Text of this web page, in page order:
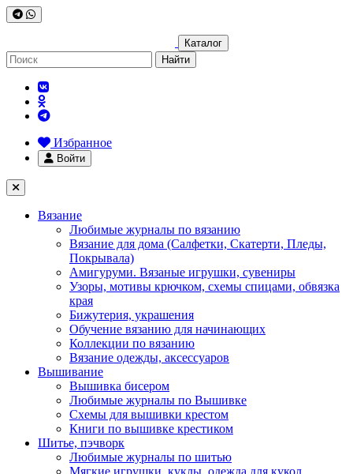
Каталог
Найти
Избранное
Войти
Вязание
Любимые журналы по вязанию
Вязание для дома (Салфетки, Скатерти, Пледы,
Покрывала)
Амигуруми. Вязаные игрушки, сувениры
Узоры, мотивы крючком, схемы спицами, обвязка
края
Бижутерия, украшения
Обучение вязанию для начинающих
Коллекции по вязанию
Вязание одежды, аксессуаров
Вышивание
Вышивка бисером
Любимые журналы по Вышивке
Схемы для вышивки крестом
Книги по вышивке крестиком
Шитье, пэчворк
Любимые журналы по шитью
Мягкие игрушки, куклы, одежда для кукол